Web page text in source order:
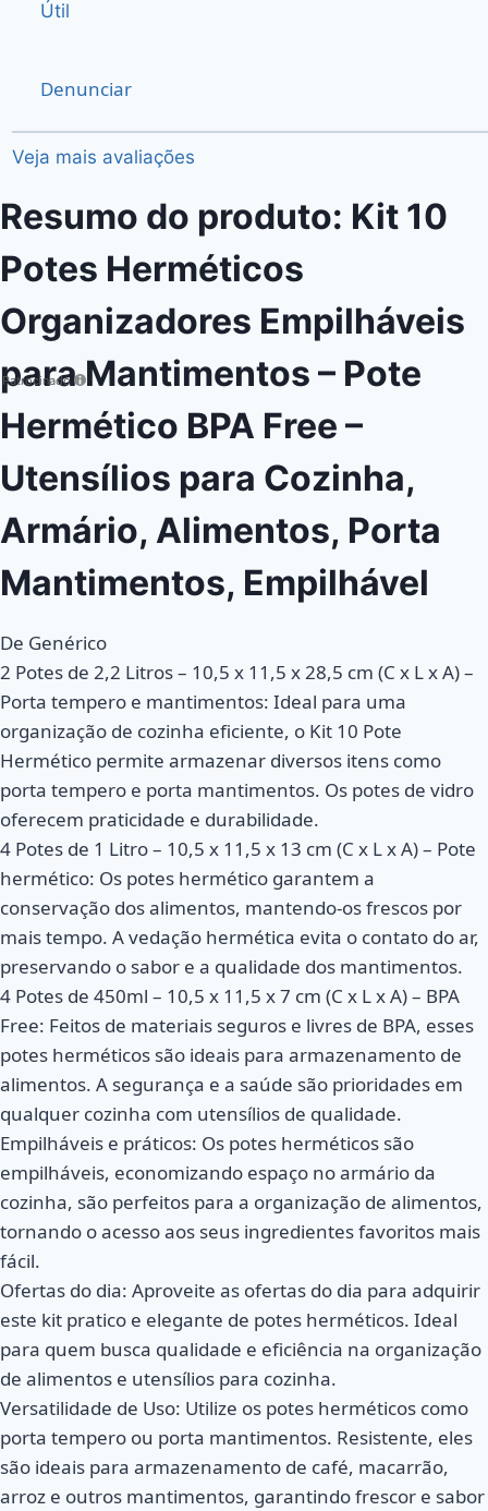
Útil
Denunciar
Veja mais avaliações
Patrocinado
Resumo do produto: Kit 10
Potes Herméticos
Organizadores Empilháveis
para Mantimentos – Pote
Hermético BPA Free –
Utensílios para Cozinha,
Armário, Alimentos, Porta
Mantimentos, Empilhável
De Genérico
2 Potes de 2,2 Litros – 10,5 x 11,5 x 28,5 cm (C x L x A) –
Porta tempero e mantimentos: Ideal para uma
organização de cozinha eficiente, o Kit 10 Pote
Hermético permite armazenar diversos itens como
porta tempero e porta mantimentos. Os potes de vidro
oferecem praticidade e durabilidade.
4 Potes de 1 Litro – 10,5 x 11,5 x 13 cm (C x L x A) – Pote
hermético: Os potes hermético garantem a
conservação dos alimentos, mantendo-os frescos por
mais tempo. A vedação hermética evita o contato do ar,
preservando o sabor e a qualidade dos mantimentos.
4 Potes de 450ml – 10,5 x 11,5 x 7 cm (C x L x A) – BPA
Free: Feitos de materiais seguros e livres de BPA, esses
potes herméticos são ideais para armazenamento de
alimentos. A segurança e a saúde são prioridades em
qualquer cozinha com utensílios de qualidade.
Empilháveis e práticos: Os potes herméticos são
empilháveis, economizando espaço no armário da
cozinha, são perfeitos para a organização de alimentos,
tornando o acesso aos seus ingredientes favoritos mais
fácil.
Ofertas do dia: Aproveite as ofertas do dia para adquirir
este kit pratico e elegante de potes herméticos. Ideal
para quem busca qualidade e eficiência na organização
de alimentos e utensílios para cozinha.
Versatilidade de Uso: Utilize os potes herméticos como
porta tempero ou porta mantimentos. Resistente, eles
são ideais para armazenamento de café, macarrão,
arroz e outros mantimentos, garantindo frescor e sabor